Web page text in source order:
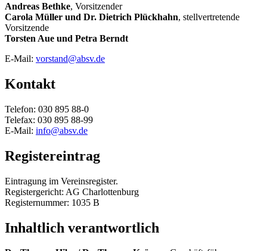
Andreas Bethke, Vorsitzender
Carola Müller und Dr. Dietrich Plückhahn, stellvertretende
Vorsitzende
Torsten Aue und Petra Berndt
E-Mail: vorstand@absv.de
Kontakt
Telefon: 030 895 88-0
Telefax: 030 895 88-99
E-Mail: info@absv.de
Registereintrag
Eintragung im Vereinsregister.
Registergericht: AG Charlottenburg
Registernummer: 1035 B
Inhaltlich verantwortlich